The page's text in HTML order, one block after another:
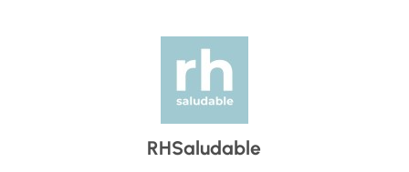
RHSaludable